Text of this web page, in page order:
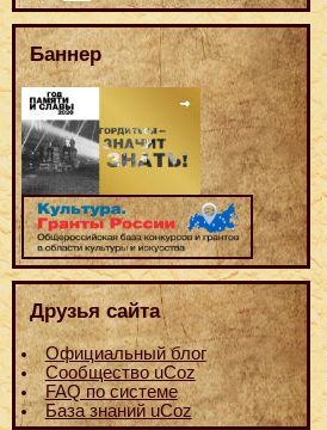
Баннер
Друзья сайта
Официальный блог
Сообщество uCoz
FAQ по системе
База знаний uCoz